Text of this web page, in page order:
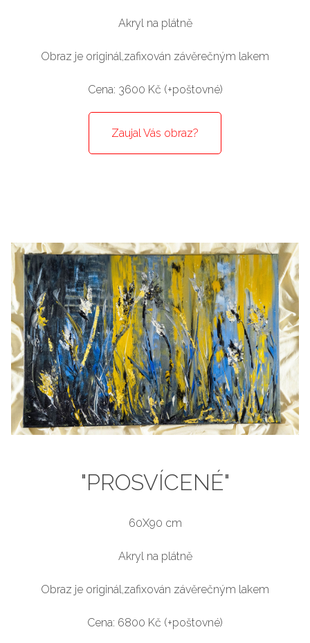
Akryl na plátně
Obraz je originál,zafixován závěrečným lakem
Cena: 3600 Kč (+poštovné)
Zaujal Vás obraz?
"PROSVÍCENÉ"
60X90 cm
Akryl na plátně
Obraz je originál,zafixován závěrečným lakem
Cena: 6800 Kč (+poštovné)